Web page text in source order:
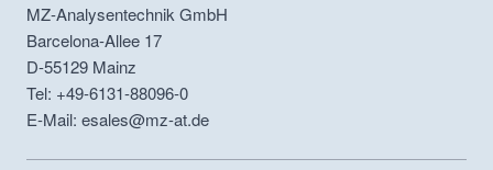
MZ-Analysentechnik GmbH
Barcelona-Allee 17
D-55129 Mainz
Tel: +49-6131-88096-0
E-Mail: esales@mz-at.de